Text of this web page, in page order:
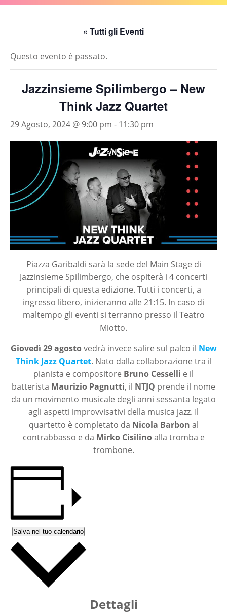
« Tutti gli Eventi
Questo evento è passato.
Jazzinsieme Spilimbergo – New
Think Jazz Quartet
29 Agosto, 2024 @ 9:00 pm - 11:30 pm
Piazza Garibaldi sarà la sede del Main Stage di
Jazzinsieme Spilimbergo, che ospiterà i 4 concerti
principali di questa edizione. Tutti i concerti, a
ingresso libero, inizieranno alle 21:15. In caso di
maltempo gli eventi si terranno presso il Teatro
Miotto.
Giovedì 29 agostovedrà invece salire sul palco il New
Think Jazz Quartet. Nato dalla collaborazione tra il
pianista e compositore Bruno Cesselli e il
batterista Maurizio Pagnutti, il NTJQ prende il nome
da un movimento musicale degli anni sessanta legato
agli aspetti improvvisativi della musica jazz. Il
quartetto è completato da Nicola Barbon al
contrabbasso e da Mirko Cisilinoalla tromba e
trombone.
Salva nel tuo calendario
Dettagli